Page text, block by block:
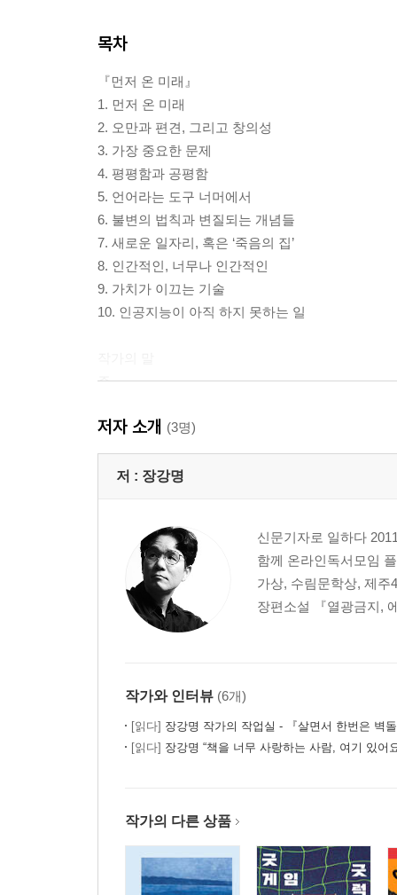
목차
『먼저 온 미래』
1. 먼저 온 미래
2. 오만과 편견, 그리고 창의성
3. 가장 중요한 문제
4. 평평함과 공평함
5. 언어라는 도구 너머에서
6. 불변의 법칙과 변질되는 개념들
7. 새로운 일자리, 혹은 ‘죽음의 집’
8. 인간적인, 너무나 인간적인
9. 가치가 이끄는 기술
10. 인공지능이 아직 하지 못하는 일
주
『사이 인간』
프롤로그
호모사피엔스와 마키나데우스, 그 사이에 선 이들
공포를 넘어 공존으로 : 진화생물학자 최재천
퍼텐셜이 아닌 어빌리티를 팔아라 : 마인드마이너·
나약함의 역설 : 소설가 장강명
관계의 설계 : 건축가 유현준
2부 위험한 생각들 - 여전히 인간은 진짜일까
AI, 도구를 넘어 철학이 되다 : 예술감독 이대형
AI는 결코 모방할 수 없는 것 : 인도학자 강성용
| COLUMN | 인간이 여전히 인간다울 수 있도록
저자 소개 (3명)
저 : 장강명
신문기자로 일하다
함께 온라인독서모임
가상, 수림문학상, 제주
장편소설 『열광금지,
작가와 인터뷰 (6개)
[읽다] 장강명 작가의 작업실 - 『살면서 한번은 벽
[읽다] 장강명 “책을 너무 사랑하는 사람, 여기 있어
작가의 다른 상품